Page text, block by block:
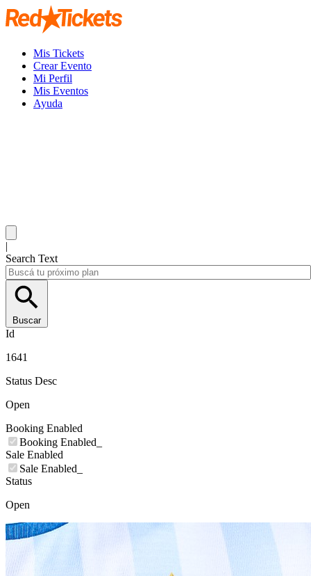
Mis Tickets
Crear Evento
Mi Perfil
Mis Eventos
Ayuda
|
Search Text
Buscar
Id
1641
Status Desc
Open
Booking Enabled
Booking Enabled_
Sale Enabled
Sale Enabled_
Status
Open